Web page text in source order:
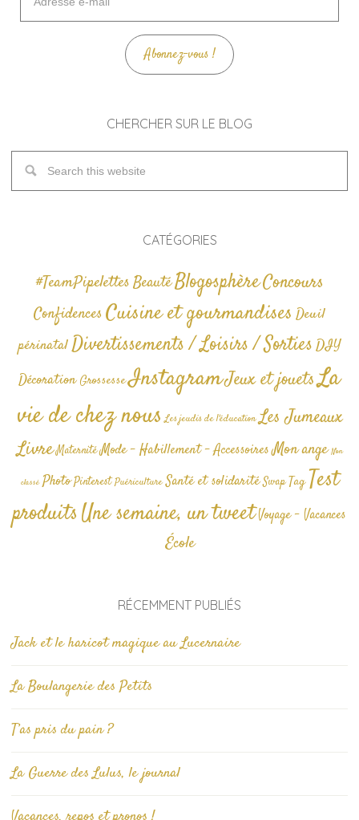
mail
Abonnez-vous !
CHERCHER SUR LE BLOG
CATÉGORIES
#TeamPipelettesBeautéBlogosphèreConcours
Confidences Cuisine et gourmandises Deuil
périnatalDivertissements / Loisirs / SortiesDIY
Décoration GrossesseInstagramJeux et jouetsLa
vie de chez nous Les jeudis de l'éducation Les Jumeaux
Livre Maternité Mode - Habillement - AccessoiresMon ange Non
classé Photo Pinterest Puériculture Santé et solidarité Swap TagTest
produitsUne semaine, un tweetVoyage - Vacances
École
RÉCEMMENT PUBLIÉS
Jack et le haricot magique au Lucernaire
La Boulangerie des Petits
T’as pris du pain ?
La Guerre des Lulus, le journal